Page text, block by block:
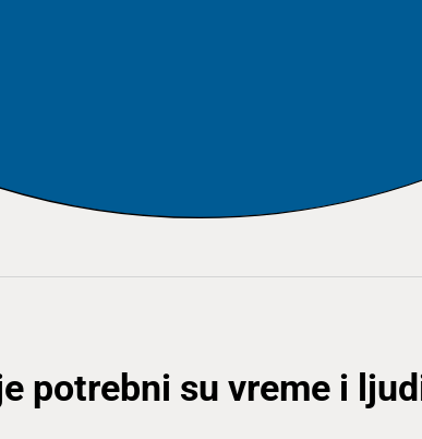
potrebni su vreme i